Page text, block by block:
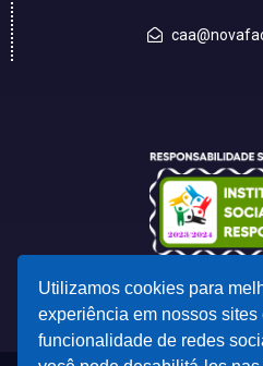
Utilizamos cookies para
experiência em nossos sites
funcionalidade de redes